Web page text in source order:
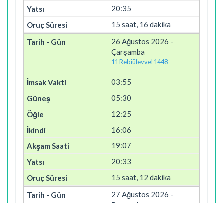
20:35
15 saat, 16 dakika
26 Ağustos 2026 -
Çarşamba
11 Rebiülevvel 1448
03:55
05:30
12:25
16:06
19:07
20:33
15 saat, 12 dakika
27 Ağustos 2026 -